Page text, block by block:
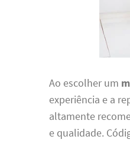
Ao escolher um
experiência e a
altamente
e qualidade.